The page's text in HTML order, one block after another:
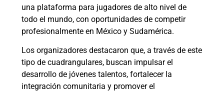
una plataforma para jugadores de alto nivel de
todo el mundo, con oportunidades de competir
profesionalmente en México y Sudamérica.
Los organizadores destacaron que, a través de este
tipo de cuadrangulares, buscan impulsar el
desarrollo de jóvenes talentos, fortalecer la
integración comunitaria y promover el